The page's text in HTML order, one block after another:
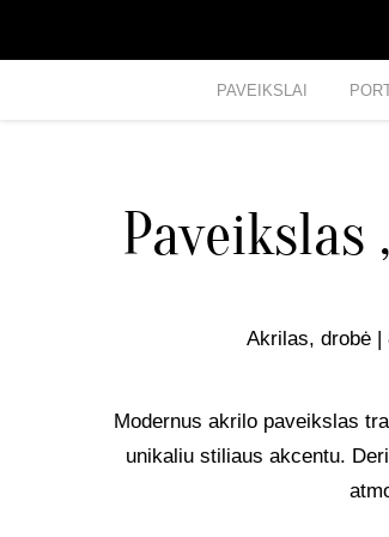
PAVEIKSLAI
Paveikslas
Akrilas, drobė |
Modernus akrilo paveikslas
unikaliu stiliaus akcentu.